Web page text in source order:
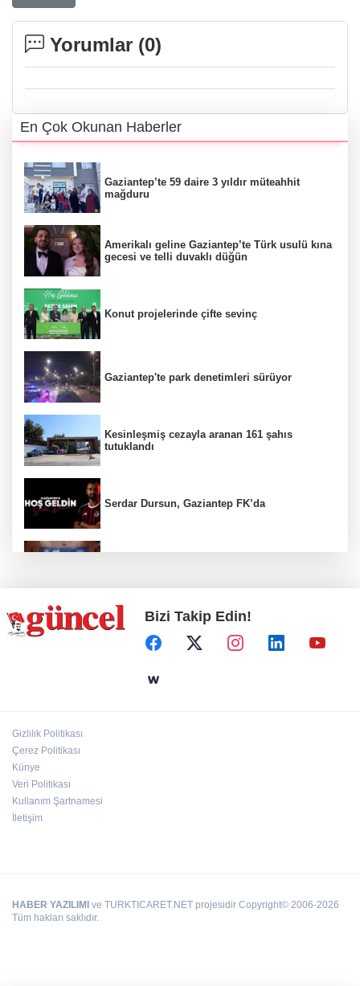
Yorumlar (0)
En Çok Okunan Haberler
Gaziantep’te 59 daire 3 yıldır müteahhit
mağduru
Amerikalı geline Gaziantep’te Türk usulü kına
gecesi ve telli duvaklı düğün
Konut projelerinde çifte sevinç
Gaziantep'te park denetimleri sürüyor
Kesinleşmiş cezayla aranan 161 şahıs
tutuklandı
Serdar Dursun, Gaziantep FK’da
Define avcıları yakalandı
Emre Bildirici ve Emine Koruer’in mutlu
Bizi Takip Edin!
Gizlilik Politikası
Çerez Politikası
Künye
Veri Politikası
Kullanım Şartnamesi
İletişim
HABER YAZILIMI ve TURKTICARET.NET projesidir Copyright© 2006-2026
Tüm hakları saklıdır.